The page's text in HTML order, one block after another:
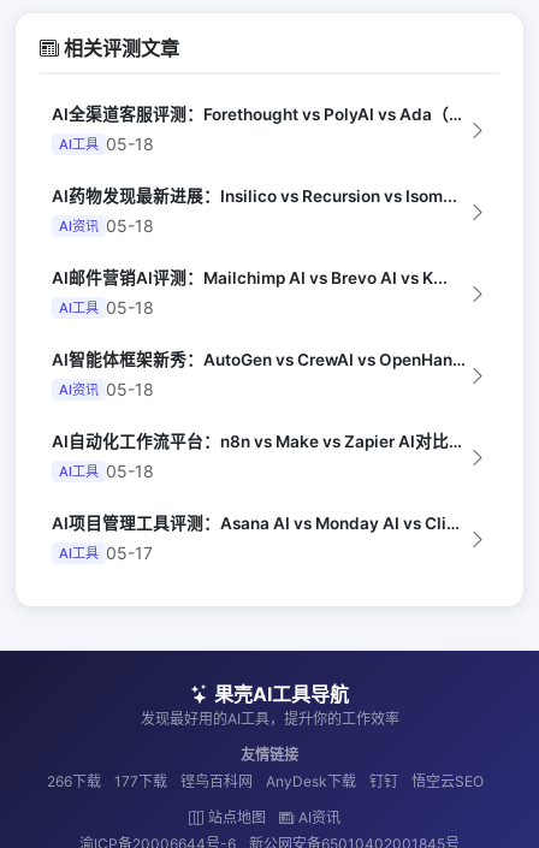
相关评测文章
AI全渠道客服评测：Forethought vs PolyAI vs Ada（G...
AI工具 05-18
AI药物发现最新进展：Insilico vs Recursion vs Isom...
AI资讯 05-18
AI邮件营销AI评测：Mailchimp AI vs Brevo AI vs K...
AI工具 05-18
AI智能体框架新秀：AutoGen vs CrewAI vs OpenHands...
AI资讯 05-18
AI自动化工作流平台：n8n vs Make vs Zapier AI对比（Au...
AI工具 05-18
AI项目管理工具评测：Asana AI vs Monday AI vs Clic...
AI工具 05-17
果壳AI工具导航
发现最好用的AI工具，提升你的工作效率
友情链接
266下载
177下载 铿鸟百科网 AnyDesk下载 钉钉
悟空云SEO
站点地图
AI资讯
渝ICP备20006644号-6
新公网安备65010402001845号